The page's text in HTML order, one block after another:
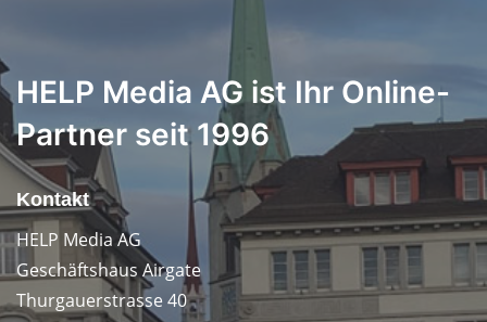
HELP Media AG ist Ihr Online-
Partner seit 1996
Kontakt
HELP Media AG
Geschäftshaus Airgate
Thurgauerstrasse 40